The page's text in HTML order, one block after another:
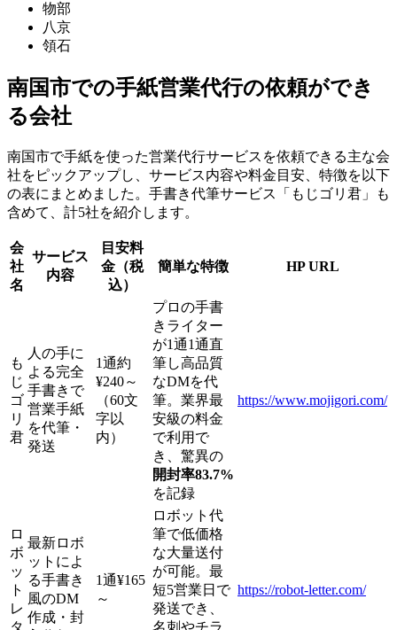
物部
八京
領石
南国市での手紙営業代行の依頼ができ
る会社
南国市で手紙を使った営業代行サービスを依頼できる主な会
社をピックアップし、サービス内容や料金目安、特徴を以下
の表にまとめました。手書き代筆サービス「もじゴリ君」も
含めて、計5社を紹介します。
会
社
名
サービス
内容
目安料
金（税
込）
簡単な特徴 HP URL
も
じ
ゴ
リ
君
人の手に
よる完全
手書きで
営業手紙
を代筆・
発送
1通約
¥240～
（60文
字以
内）
プロの手書
きライター
が1通1通直
筆し高品質
なDMを代
筆。業界最
安級の料金
で利用で
き、驚異の
開封率83.7%
を記録
https://www.mojigori.com/
ロ
ボ
ッ
ト
レ
最新ロボ
ットによ
る手書き
風のDM
作成・封
1通¥165
～
ロボット代
筆で低価格
な大量送付
が可能。最
短5営業日で
発送でき、
https://robot-letter.com/